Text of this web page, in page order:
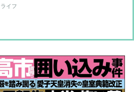
くも途方に暮れたものとは…
ライフ